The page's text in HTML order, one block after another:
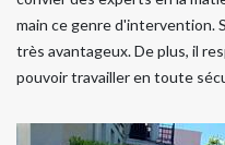
main ce genre d'intervention.
très avantageux. De plus, il
pouvoir travailler en toute